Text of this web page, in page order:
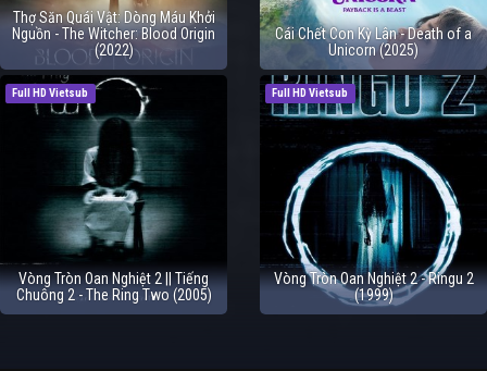
Thợ Săn Quái Vật: Dòng Máu Khởi
Nguồn - The Witcher: Blood Origin
(2022)
Cái Chết Con Kỳ Lân - Death of a
Unicorn (2025)
Full HD Vietsub
Vòng Tròn Oan Nghiệt 2 || Tiếng
Chuông 2 - The Ring Two (2005)
Full HD Vietsub
Vòng Tròn Oan Nghiệt 2 - Ringu 2
(1999)